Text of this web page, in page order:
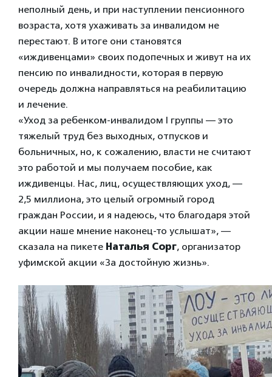
неполный день, и при наступлении пенсионного
возраста, хотя ухаживать за инвалидом не
перестают. В итоге они становятся
«иждивенцами» своих подопечных и живут на их
пенсию по инвалидности, которая в первую
очередь должна направляться на реабилитацию
и лечение.
«Уход за ребенком-инвалидом I группы — это
тяжелый труд без выходных, отпусков и
больничных, но, к сожалению, власти не считают
это работой и мы получаем пособие, как
иждивенцы. Нас, лиц, осуществляющих уход, —
2,5 миллиона, это целый огромный город
граждан России, и я надеюсь, что благодаря этой
акции наше мнение наконец-то услышат», —
сказала на пикете Наталья Сорг, организатор
уфимской акции «За достойную жизнь».